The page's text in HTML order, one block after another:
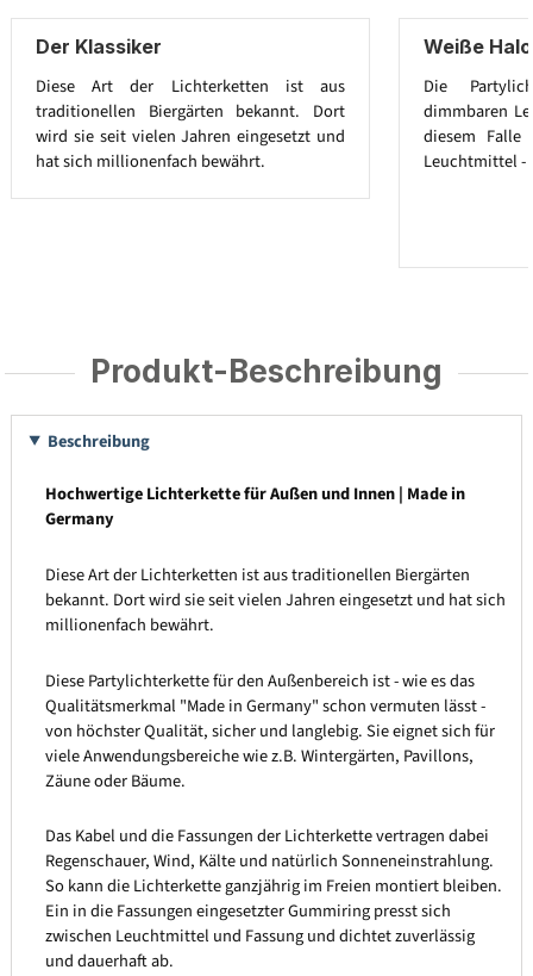
Der Klassiker
Diese Art der Lichterketten ist aus
traditionellen Biergärten bekannt. Dort
wird sie seit vielen Jahren eingesetzt und
hat sich millionenfach bewährt.
Weiße
Die
dimmbaren
diesem Falle
Leuchtmittel -
Produkt-Beschreibung
Beschreibung
Hochwertige Lichterkette für Außen und Innen | Made in
Germany
Diese Art der Lichterketten ist aus traditionellen Biergärten
bekannt. Dort wird sie seit vielen Jahren eingesetzt und hat sich
millionenfach bewährt.
Diese Partylichterkette für den Außenbereich ist - wie es das
Qualitätsmerkmal "Made in Germany" schon vermuten lässt -
von höchster Qualität, sicher und langlebig. Sie eignet sich für
viele Anwendungsbereiche wie z.B. Wintergärten, Pavillons,
Zäune oder Bäume.
Das Kabel und die Fassungen der Lichterkette vertragen dabei
Regenschauer, Wind, Kälte und natürlich Sonneneinstrahlung.
So kann die Lichterkette ganzjährig im Freien montiert bleiben.
Ein in die Fassungen eingesetzter Gummiring presst sich
zwischen Leuchtmittel und Fassung und dichtet zuverlässig
und dauerhaft ab.